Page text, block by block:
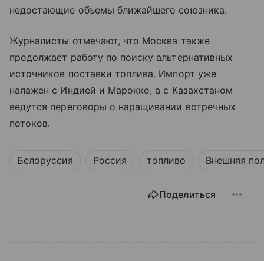
недостающие объемы ближайшего союзника.
Журналисты отмечают, что Москва также
продолжает работу по поиску альтернативных
источников поставки топлива. Импорт уже
налажен с Индией и Марокко, а с Казахстаном
ведутся переговоры о наращивании встречных
потоков.
Белоруссия Россия топливо Внешняя
Поделиться